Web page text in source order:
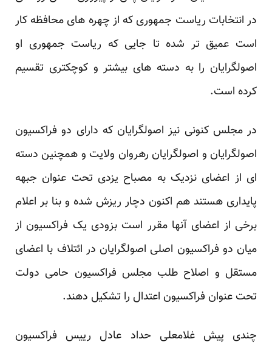
در انتخابات ریاست جمهوری که از چهره های محافظه کار
است عمیق تر شده تا جایی که ریاست جمهوری او
اصولگرایان را به دسته های بیشتر و کوچکتری تقسیم
کرده است.
در مجلس کنونی نیز اصولگرایان که دارای دو فراکسیون
اصولگرایان و اصولگرایان رهروان ولایت و همچنین دسته
ای از اعضای نزدیک به مصباح یزدی تحت عنوان جبهه
پایداری هستند هم اکنون دچار ریزش شده و بنا بر اعلام
برخی از اعضای آنها مقرر است بزودی یک فراکسیون از
میان دو فراکسیون اصلی اصولگرایان در ائتلاف با اعضای
مستقل و اصلاح طلب مجلس فراکسیون حامی دولت
تحت عنوان فراکسیون اعتدال را تشکیل دهند.
چندی پیش غلامعلی حداد عادل رییس فراکسیون